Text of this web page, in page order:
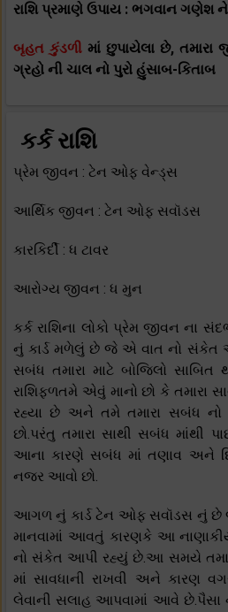
રાશિ પ્રમાણે ઉપાય : ભગવાન ગણેશ ને
બૃહત કુંડળી માં છુપાયેલા છે, તમારા
ગ્રહો ની ચાલ નો પુરો હુંસાબ-કિતાબ
કર્ક રાશિ
પ્રેમ જીવન : ટેન ઓફ વેન્ડ્સ
આર્થિક જીવન : ટેન ઓફ સવૉડસ
કારકિર્દી : ધ ટાવર
આરોગ્ય જીવન : ધ મુન
કર્ક રાશિના લોકો પ્રેમ જીવન ના
નું કાર્ડ મળેલું છે જે એ વાત નો સંકેત
સબંધ તમારા માટે બોજિલો
રાશિફળતમે એવું માનો છો કે
રહ્યા છે અને તમે તમારા સબંધ નો
છો.પરંતુ તમારા સાથી સબંધ માંથી
આના કારણે સબંધ માં તણાવ અને
નજર આવો છો.
આગળ નું કાર્ડ ટેન ઓફ સવૉડસ નું છે
માનવામાં આવતું કારણકે આ
નો સંકેત આપી રહ્યું છે.આ સમયે
માં સાવધાની રાખવી અને કારણ
લેવાની સલાહ આપવામાં આવે